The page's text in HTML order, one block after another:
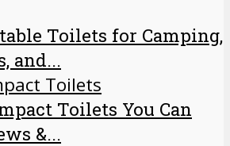
Toilets for Camping,
and...
Toilets You Can
&...